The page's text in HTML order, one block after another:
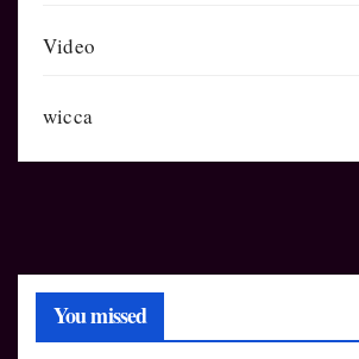
Video
wicca
You missed